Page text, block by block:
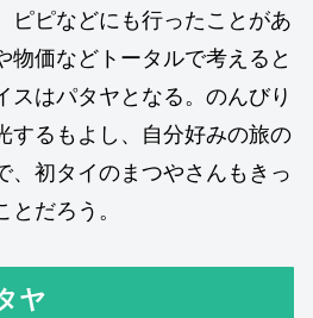
ピピなどにも行ったことがあ
物価などトータルで考えると
スはパタヤとなる。のんびり
するもよし、自分好みの旅の
、初タイのまつやさんもきっ
だろう。
ヤ